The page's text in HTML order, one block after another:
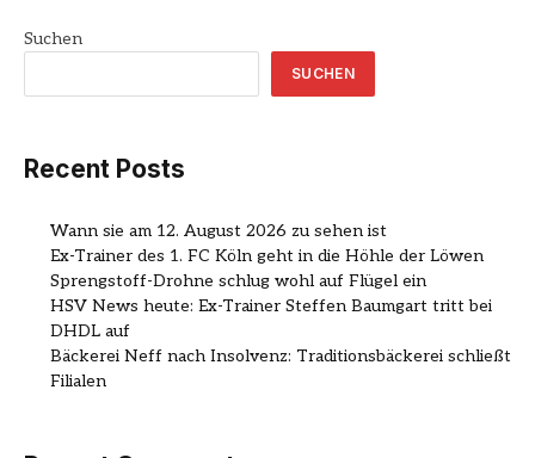
Suchen
SUCHEN
Recent Posts
Wann sie am 12. August 2026 zu sehen ist
Ex-Trainer des 1. FC Köln geht in die Höhle der Löwen
Sprengstoff-Drohne schlug wohl auf Flügel ein
HSV News heute: Ex-Trainer Steffen Baumgart tritt bei
DHDL auf
Bäckerei Neff nach Insolvenz: Traditionsbäckerei schließt
Filialen